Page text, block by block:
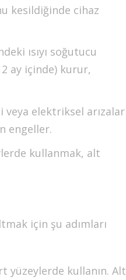
kesildiğinde cihaz
ısıyı soğutucu
ay içinde) kurur,
veya elektriksel arızalar
engeller.
kullanmak, alt
için şu adımları
yüzeylerde kullanın. Alt